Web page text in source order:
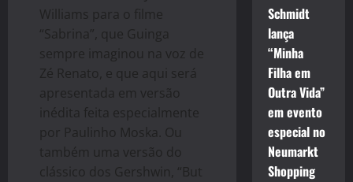
Williams para o filme
“Sabrina”, que Guinga
sempre imaginou na voz de
Zé Renato, e que aqui será
apresentada em versão
inédita feita especialmente
por Paulinho Moska. Ou
também uma versão do
clássico dos Gershwin, “But
Schmidt
lança
“Minha
Filha em
Outra Vida”
em evento
especial no
Neumarkt
Shopping